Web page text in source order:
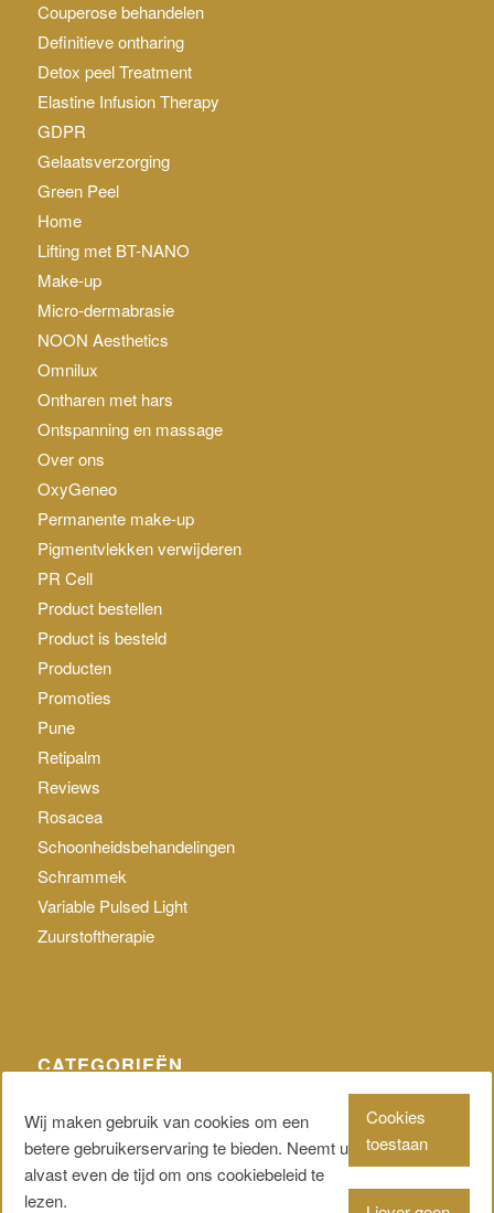
Couperose behandelen
Definitieve ontharing
Detox peel Treatment
Elastine Infusion Therapy
GDPR
Gelaatsverzorging
Green Peel
Home
Lifting met BT-NANO
Make-up
Micro-dermabrasie
NOON Aesthetics
Omnilux
Ontharen met hars
Ontspanning en massage
Over ons
OxyGeneo
Permanente make-up
Pigmentvlekken verwijderen
PR Cell
Product bestellen
Product is besteld
Producten
Promoties
Pune
Retipalm
Reviews
Rosacea
Schoonheidsbehandelingen
Schrammek
Variable Pulsed Light
Zuurstoftherapie
CATEGORIEËN
Wij maken gebruik van cookies om een
betere gebruikerservaring te bieden. Neemt u
alvast even de tijd om ons cookiebeleid te
lezen.
Cookies
toestaan